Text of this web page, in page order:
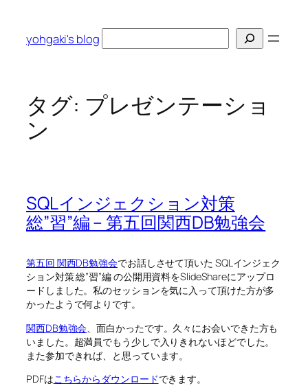
yohgaki's blog
索
タグ: プレゼンテーショ
ン
SQLインジェクション対策
総”習”編 – 第五回関西DB勉強会
第五回 関西DB勉強会でお話しさせて頂いた SQLインジェク
ション対策 総”習”編 の公開用資料をSlideShareにアップロ
ードしました。私のセッションを気に入って頂けた方が多
かったようで何よりです。
関西DB勉強会 、面白かったです。久々にお会いできた方も
いました。超満員でもう少しで入りきれないほどでした。
また参加できれば、と思っています。
PDFはこちらからダウンロードできます。